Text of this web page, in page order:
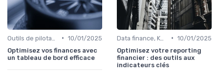
• 10/01/2025
Optimisez vos finances avec
un tableau de bord efficace
• 10/01/2025
Optimisez votre reporting
financier : des outils aux
indicateurs clés